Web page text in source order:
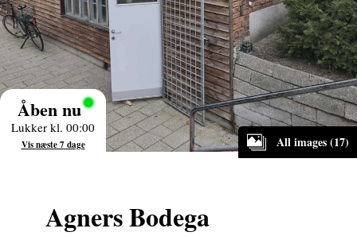
All images (17)
Åben nu
Lukker kl. 00:00
Vis næste 7 dage
Agners Bodega